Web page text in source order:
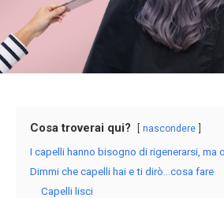
Cosa troverai qui? nascondere
I capelli hanno bisogno di rigenerarsi, ma
Dimmi che capelli hai e ti dirò…cosa fare
Capelli lisci